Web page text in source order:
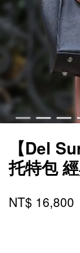
【Del
托特包
NT$ 16,800